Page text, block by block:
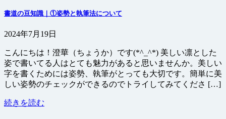
書道の豆知識｜①姿勢と執筆法について
2024年7月19日
こんにちは！澄華（ちょうか）です(*^_^*) 美しい凛とした
姿で書いてる人はとても魅力があると思いませんか。美しい
字を書くためには姿勢、執筆がとっても大切です。簡単に美
しい姿勢のチェックができるのでトライしてみてくださ […]
続きを読む